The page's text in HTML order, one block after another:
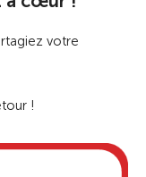
votre
!